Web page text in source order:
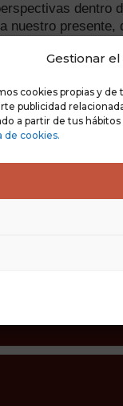
Gestionar
cookies propias y de
publicidad
a partir de tus
de cookies.
dentro
en el
como en la
como de mi
mi cosmovisión
no caer en ella.
ayudarle.